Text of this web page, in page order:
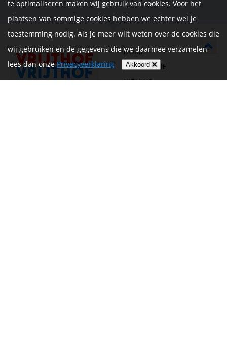
HOME
INFORMATIE
NIEUWS
te optimaliseren maken wij gebruik van cookies. Voor het
plaatsen van sommige cookies hebben we echter wel je
toestemming nodig. Als je meer wilt weten over de cookies die
wij gebruiken en de gegevens die we daarmee verzamelen,
lees dan onzePrivacyverklaring Akkoord